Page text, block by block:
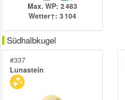
Max. WP: 2 483
Wetter↑: 3 104
Südhalbkugel
#337
Lunastein